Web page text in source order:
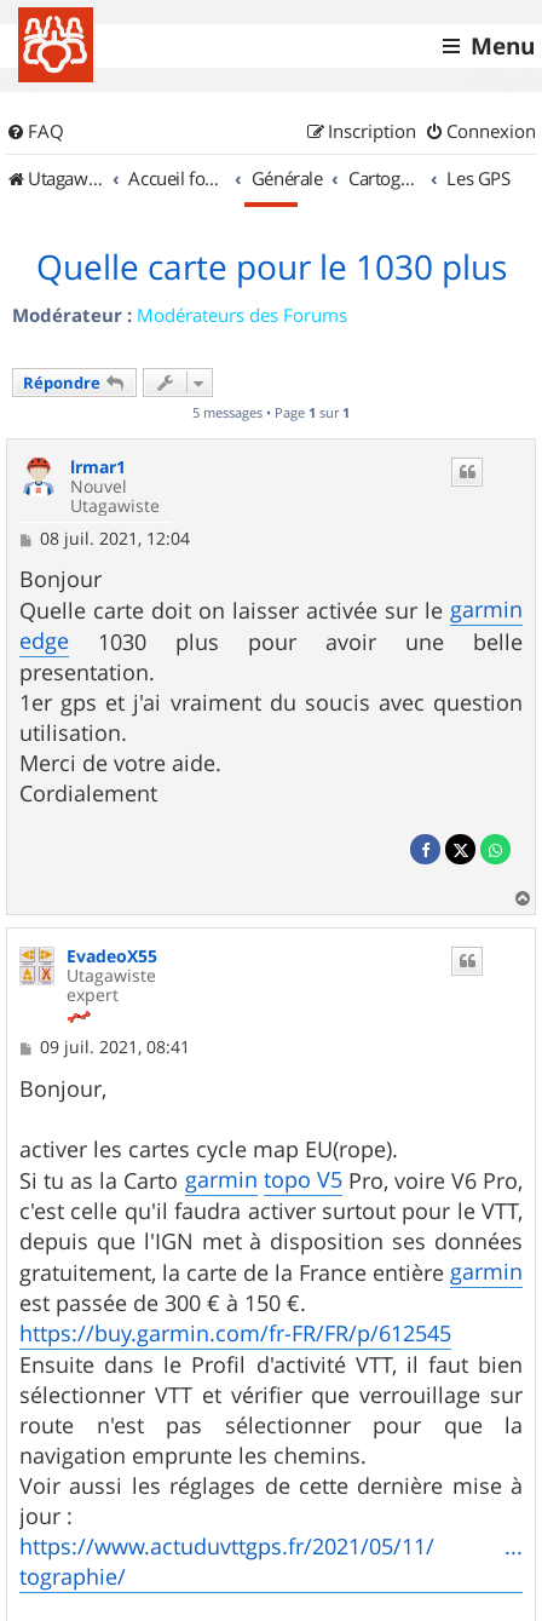
Menu
FAQ Connexion
Inscription
UtagawaVTT (Randos VTT et VTTAE avec traces GPS)
Accueil forum Générale Cartographie et GPS Les GPS
Quelle carte pour le 1030 plus
Modérateur : Modérateurs des Forums
Répondre
5 messages • Page 1 sur 1
lrmar1
Nouvel
Utagawiste
M
s
s
a
g
e
08 juil. 2021, 12:04
Bonjour
Quelle carte doit on laisser activée sur le garmin
edge 1030 plus pour avoir une belle
presentation.
1er gps et j'ai vraiment du soucis avec question
utilisation.
Merci de votre aide.
Cordialement
a
EvadeoX55
Utagawiste
expert
M
s
s
g
e
09 juil. 2021, 08:41
Bonjour,
activer les cartes cycle map EU(rope).
Si tu as la Carto garmin topo V5Pro, voire V6 Pro,
c'est celle qu'il faudra activer surtout pour le VTT,
depuis que l'IGN met à disposition ses données
gratuitement, la carte de la France entière garmin
est passée de 300 € à 150 €.
https://buy.garmin.com/fr-FR/FR/p/612545
Ensuite dans le Profil d'activité VTT, il faut bien
sélectionner VTT et vérifier que verrouillage sur
route n'est pas sélectionner pour que la
navigation emprunte les chemins.
Voir aussi les réglages de cette dernière mise à
jour :
https://www.actuduvttgps.fr/2021/05/11/ ...
tographie/